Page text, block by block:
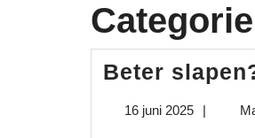
Beter
16 juni 202516|